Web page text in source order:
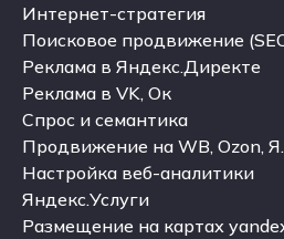
Интернет-маркетинг
Интернет-стратегия
Интернет-стратегия
Поисковое продвижение
Поисковое продвижение (SEO)
Реклама в Яндекс.Директе
Реклама в Яндекс.Директе
Реклама в VK, Ок
Реклама в VK, Ок
Спрос и семантика
Спрос и семантика
Продвижение на WB, Ozon,
Продвижение на WB, Ozon,
Настройка веб-аналитики
Настройка веб-аналитики
Яндекс.Услуги
Яндекс.Услуги
Размещение на картах